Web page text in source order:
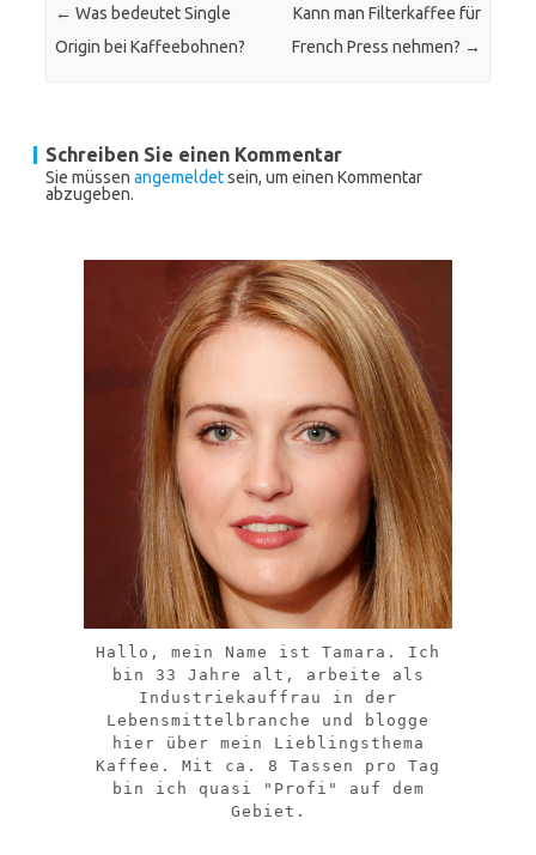
← Was bedeutet Single
Origin bei Kaffeebohnen?
Kann man Filterkaffee für
French Press nehmen? →
Schreiben Sie einen Kommentar
Sie müssen angemeldetsein, um einen Kommentar
abzugeben.
Hallo, mein Name ist Tamara. Ich
bin 33 Jahre alt, arbeite als
Industriekauffrau in der
Lebensmittelbranche und blogge
hier über mein Lieblingsthema
Kaffee. Mit ca. 8 Tassen pro Tag
bin ich quasi "Profi" auf dem
Gebiet.